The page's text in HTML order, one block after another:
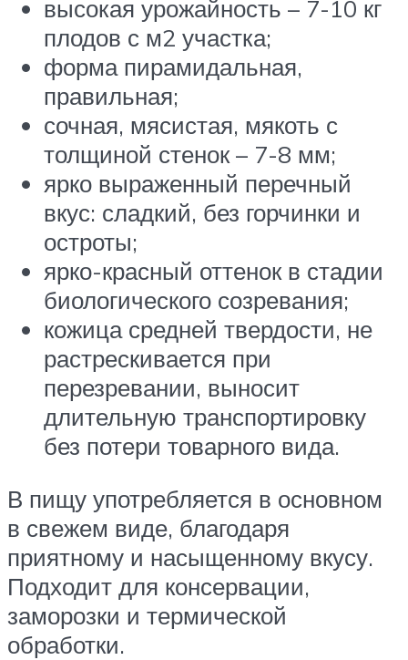
высокая урожайность – 7-10 кг
плодов с м2 участка;
форма пирамидальная,
правильная;
сочная, мясистая, мякоть с
толщиной стенок – 7-8 мм;
ярко выраженный перечный
вкус: сладкий, без горчинки и
остроты;
ярко-красный оттенок в стадии
биологического созревания;
кожица средней твердости, не
растрескивается при
перезревании, выносит
длительную транспортировку
без потери товарного вида.
В пищу употребляется в основном
в свежем виде, благодаря
приятному и насыщенному вкусу.
Подходит для консервации,
заморозки и термической
обработки.